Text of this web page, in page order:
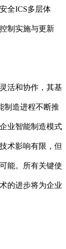
全ICS多层体
制实施与更新
活和协作，其基
制造进程不断推
业智能制造模式
术影响有限，但
能。所有关键使
的进步将为企业